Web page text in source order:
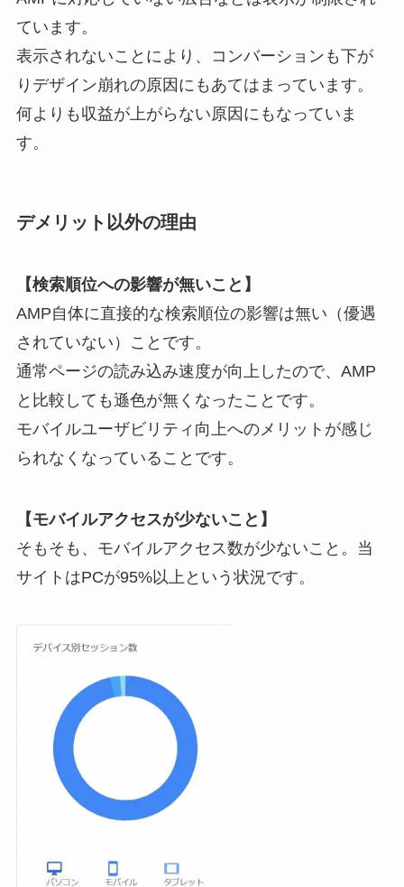
ています。
表示されないことにより、コンバーションも下が
りデザイン崩れの原因にもあてはまっています。
何よりも収益が上がらない原因にもなっていま
す。
デメリット以外の理由
【検索順位への影響が無いこと】
AMP自体に直接的な検索順位の影響は無い（優遇
されていない）ことです。
通常ページの読み込み速度が向上したので、AMP
と比較しても遜色が無くなったことです。
モバイルユーザビリティ向上へのメリットが感じ
られなくなっていることです。
【モバイルアクセスが少ないこと】
そもそも、モバイルアクセス数が少ないこと。 当
サイトはPCが95%以上という状況です。